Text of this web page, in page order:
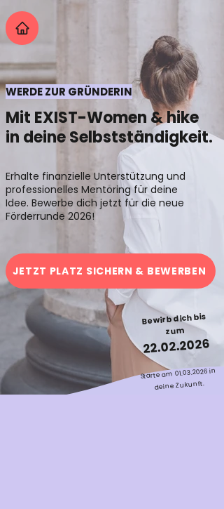
WERDE ZUR GRÜNDERIN
Mit EXIST-Women & hike
in deine Selbstständigkeit.
Erhalte finanzielle Unterstützung und
professionelles Mentoring für deine
Idee. Bewerbe dich jetzt für die neue
Förderrunde 2026!
JETZT PLATZ SICHERN & BEWERBEN
Bewirb dich bis
zum
22.02.2026
​Starte am01.03.2026 in
deine Zukunft.